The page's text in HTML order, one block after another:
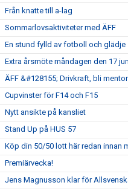
Från knatte till a-lag
Sommarlovsaktiviteter med ÄFF
En stund fylld av fotboll och glädje
Extra årsmöte måndagen den 17
ÄFF &#128155; Drivkraft, bli
Cupvinster för F14 och F15
Nytt ansikte på kansliet
Stand Up på HUS 57
Köp din 50/50 lott här redan innan
Premiärvecka!
Jens Magnusson klar för